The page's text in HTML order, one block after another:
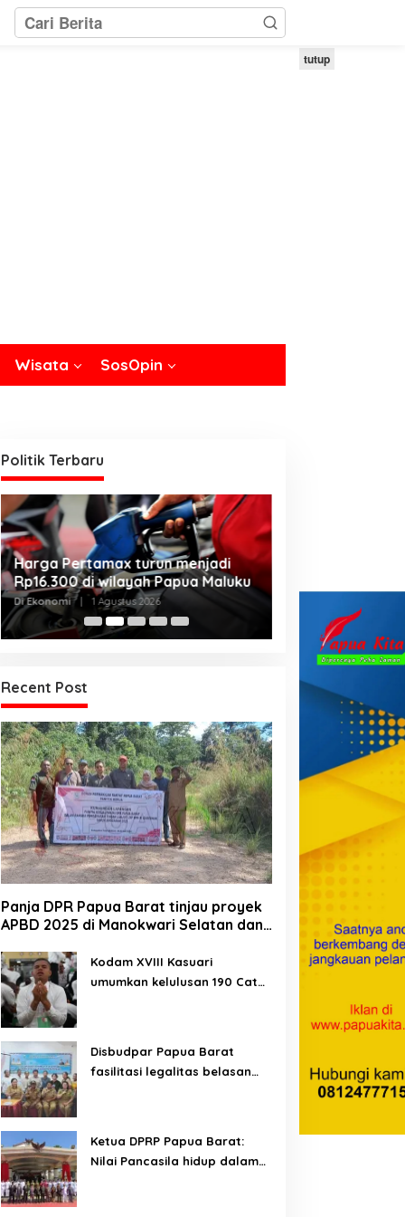
Wisata SosOpin
tutup
Politik Terbaru
Harga Pertamax turun menjadi
Rp16.300 di wilayah Papua Maluku
Di Ekonomi 1 Agustus 2026
Kabupaten
Di Hukum & Kriminal,
Recent Post
Panja DPR Papua Barat tinjau proyek
APBD 2025 di Manokwari Selatan dan
Kodam XVIII Kasuari
umumkan kelulusan 190 Cata
Disbudpar Papua Barat
fasilitasi legalitas belasan
Ketua DPRP Papua Barat:
Nilai Pancasila hidup dalam